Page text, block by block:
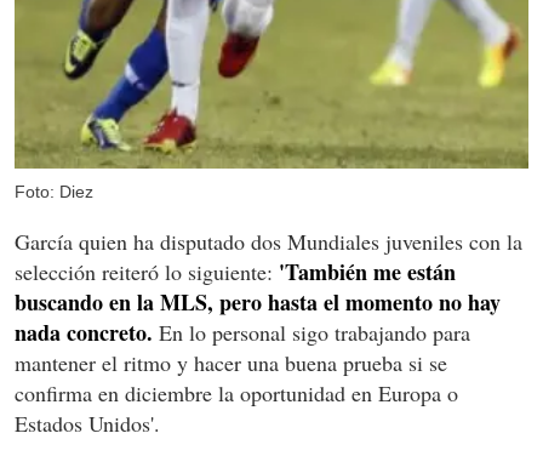
Foto: Diez
García quien ha disputado dos Mundiales juveniles con la
selección reiteró lo siguiente: 'También me están
buscando en la MLS, pero hasta el momento no hay
nada concreto. En lo personal sigo trabajando para
mantener el ritmo y hacer una buena prueba si se
confirma en diciembre la oportunidad en Europa o
Estados Unidos'.